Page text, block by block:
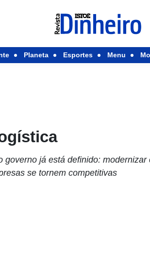
Planeta Esportes Menu
governo já está definido:
se tornem competitivas